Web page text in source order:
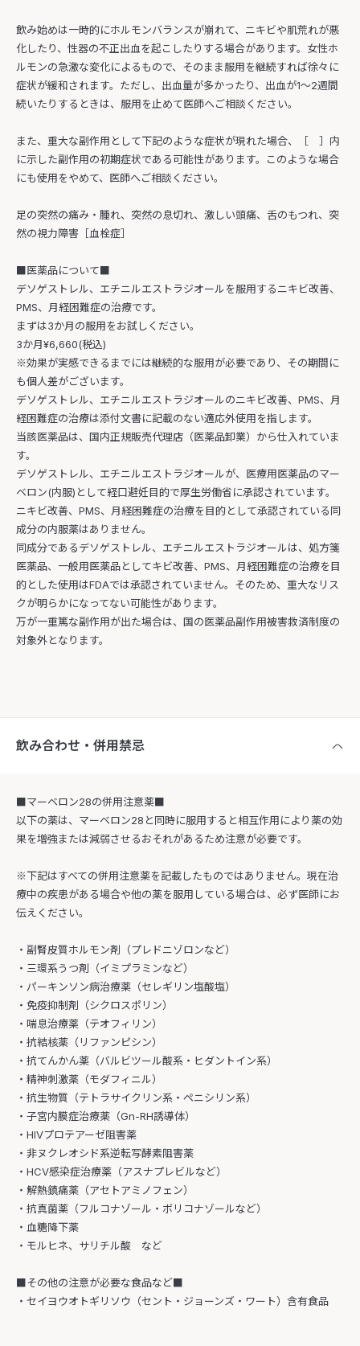
飲み始めは一時的にホルモンバランスが崩れて、ニキビや肌荒れが悪
化したり、性器の不正出血を起こしたりする場合があります。女性ホ
ルモンの急激な変化によるもので、そのまま服用を継続すれば徐々に
症状が緩和されます。ただし、出血量が多かったり、出血が1〜2週間
続いたりするときは、服用を止めて医師へご相談ください。
また、重大な副作用として下記のような症状が現れた場合、［ ］内
に示した副作用の初期症状である可能性があります。このような場合
にも使用をやめて、医師へご相談ください。
足の突然の痛み・腫れ、突然の息切れ、激しい頭痛、舌のもつれ、突
然の視力障害［血栓症］
■医薬品について■
デソゲストレル、エチニルエストラジオールを服用するニキビ改善、
PMS、月経困難症の治療です。
まずは3か月の服用をお試しください。
3か月¥6,660(税込)
※効果が実感できるまでには継続的な服用が必要であり、その期間に
も個人差がございます。
デソゲストレル、エチニルエストラジオールのニキビ改善、PMS、月
経困難症の治療は添付文書に記載のない適応外使用を指します。
当該医薬品は、国内正規販売代理店（医薬品卸業）から仕入れていま
す。
デソゲストレル、エチニルエストラジオールが、医療用医薬品のマー
ベロン(内服)として経口避妊目的で厚生労働省に承認されています。
ニキビ改善、PMS、月経困難症の治療を目的として承認されている同
成分の内服薬はありません。
同成分であるデソゲストレル、エチニルエストラジオールは、処方箋
医薬品、一般用医薬品としてキビ改善、PMS、月経困難症の治療を目
的とした使用はFDAでは承認されていません。そのため、重大なリス
クが明らかになってない可能性があります。
万が一重篤な副作用が出た場合は、国の医薬品副作用被害救済制度の
対象外となります。
飲み合わせ・併用禁忌
■マーベロン28の併用注意薬■
以下の薬は、マーベロン28と同時に服用すると相互作用により薬の効
果を増強または減弱させるおそれがあるため注意が必要です。
※下記はすべての併用注意薬を記載したものではありません。現在治
療中の疾患がある場合や他の薬を服用している場合は、必ず医師にお
伝えください。
・副腎皮質ホルモン剤（プレドニゾロンなど）
・三環系うつ剤（イミプラミンなど）
・パーキンソン病治療薬（セレギリン塩酸塩）
・免疫抑制剤（シクロスポリン）
・喘息治療薬（テオフィリン）
・抗結核薬（リファンピシン）
・抗てんかん薬（バルビツール酸系・ヒダントイン系）
・精神刺激薬（モダフィニル）
・抗生物質（テトラサイクリン系・ペニシリン系）
・子宮内膜症治療薬（Gn-RH誘導体）
・HIVプロテアーゼ阻害薬
・非ヌクレオシド系逆転写酵素阻害薬
・HCV感染症治療薬（アスナプレビルなど）
・解熱鎮痛薬（アセトアミノフェン）
・抗真菌薬（フルコナゾール・ボリコナゾールなど）
・血糖降下薬
・モルヒネ、サリチル酸 など
■その他の注意が必要な食品など■
・セイヨウオトギリソウ（セント・ジョーンズ・ワート）含有食品